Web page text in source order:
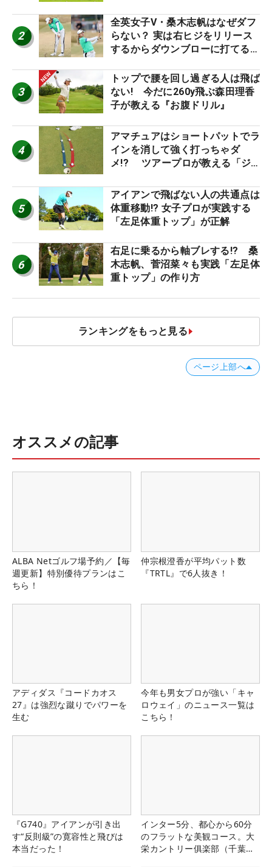
2
全英女子V・桑木志帆はなぜダフ
らない？ 実は右ヒジをリリース
するからダウンブローに打てる #
3
トップで腰を回し過ぎる人は飛ば
ない! 今だに260y飛ぶ森田理香
子が教える『お腹ドリル』
4
アマチュアはショートパットでラ
インを消して強く打っちゃダ
メ!? ツアープロが教える「ジ
減するワケ
5
アイアンで飛ばない人の共通点は
体重移動!? 女子プロが実践する
「左足体重トップ」が正解
6
右足に乗るから軸ブレする!? 桑
木志帆、菅沼菜々も実践「左足体
重トップ」の作り方
ランキングをもっと見る
ページ上部へ
オススメの記事
ALBA Netゴルフ場予約／【毎
週更新】特別優待プランはこ
ちら！
仲宗根澄香が平均パット数
『TRTL』で6人抜き！
アディダス『コードカオス
27』は強烈な蹴りでパワーを
生む
今年も男女プロが強い「キャ
ロウェイ」のニュース一覧は
こちら！
『G740』アイアンが引き出
す“反則級”の寛容性と飛びは
本当だった！
インター5分、都心から60分
のフラットな美観コース。大
栄カントリー俱楽部（千葉